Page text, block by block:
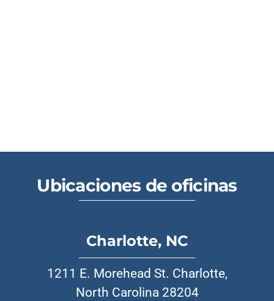
Ubicaciones de oficinas
Charlotte, NC
1211 E. Morehead St. Charlotte,
North Carolina 28204